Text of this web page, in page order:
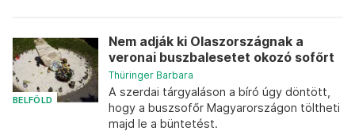
BELFÖLD
Nem adják ki Olaszországnak a
veronai buszbalesetet okozó sofőrt
Thüringer Barbara
A szerdai tárgyaláson a bíró úgy döntött,
hogy a buszsofőr Magyarországon töltheti
majd le a büntetést.